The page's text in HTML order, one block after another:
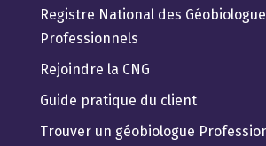
Registre National des
Professionnels
Rejoindre la CNG
Guide pratique du client
Trouver un géobiologue